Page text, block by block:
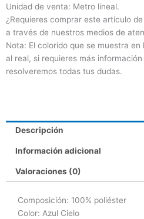
Unidad de venta: Metro lineal.
¿Requieres comprar este artículo
a través de nuestros medios de
Nota: El colorido que se muestra
al real, si requieres más
resolveremos todas tus dudas.
Descripción
Información adicional
Valoraciones (0)
Composición: 100% poliéster
Color: Azul Cielo